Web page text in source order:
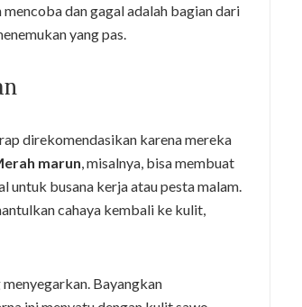
dan gagal adalah bagian dari
yang pas.
direkomendasikan karena mereka
marun, misalnya, bisa membuat
untuk busana kerja atau pesta malam.
cahaya kembali ke kulit,
Bayangkan